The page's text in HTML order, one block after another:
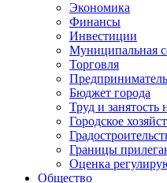
Экономика
Финансы
Инвестиции
Муниципальная
Торговля
Бюджет города
Труд и занятость
Городское
Границы
Оценка
Общество